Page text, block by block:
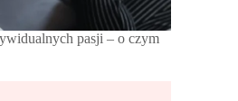
pasji – o czym